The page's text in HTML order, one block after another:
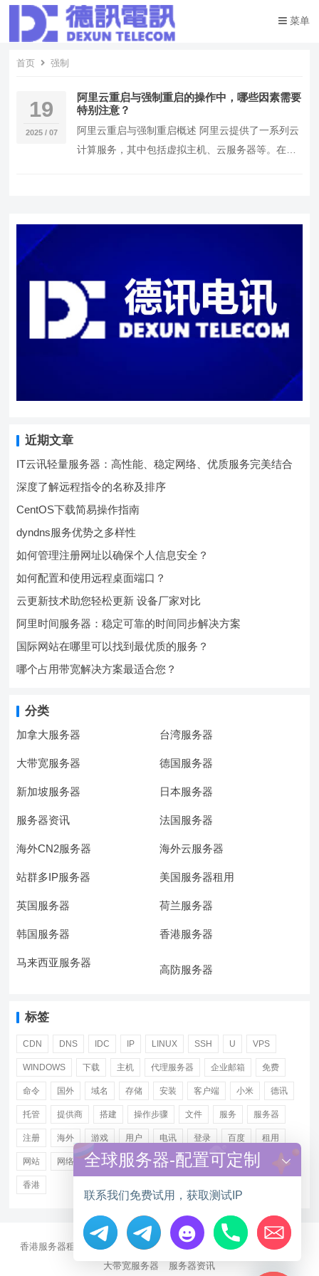
菜单
首页 强制
19
2025 / 07
阿里云重启与强制重启的操作中，哪些因素需要
特别注意？
阿里云重启与强制重启概述 阿里云提供了一系列云
计算服务，其中包括虚拟主机、云服务器等。在使
近期文章
IT云讯轻量服务器：高性能、稳定网络、优质服务完美结合
深度了解远程指令的名称及排序
CentOS下载简易操作指南
dyndns服务优势之多样性
如何管理注册网址以确保个人信息安全？
如何配置和使用远程桌面端口？
云更新技术助您轻松更新 设备厂家对比
阿里时间服务器：稳定可靠的时间同步解决方案
国际网站在哪里可以找到最优质的服务？
哪个占用带宽解决方案最适合您？
分类
加拿大服务器 台湾服务器
大带宽服务器 德国服务器
新加坡服务器 日本服务器
服务器资讯 法国服务器
海外CN2服务器 海外云服务器
站群多IP服务器 美国服务器租用
英国服务器 荷兰服务器
韩国服务器 香港服务器
马来西亚服务器
高防服务器
标签
CDN DNS IDC IP LINUX SSH U VPS
WINDOWS 下载 主机 代理服务器 企业邮箱 免费
命令 国外 域名 存储 安装 客户端 小米 德讯
托管 提供商 搭建 操作步骤 文件 服务 服务器
注册 海外 游戏 用户 电讯 登录 百度 租用
网站 网络 腾讯 虚拟主机 证书 配置 阿里
香港
香港服务器租用 海外CN2服务器 站群多IP服务器
海外云服务器
大带宽服务器
服务器资讯
Hide chaty
全球服务器-配置可定制
联系我们免费试用，获取测试IP